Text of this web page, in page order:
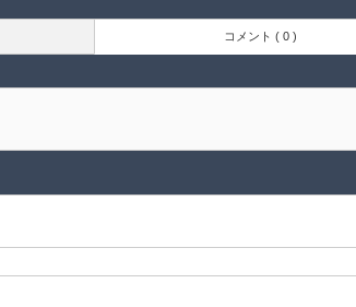
コメント ( 0 )